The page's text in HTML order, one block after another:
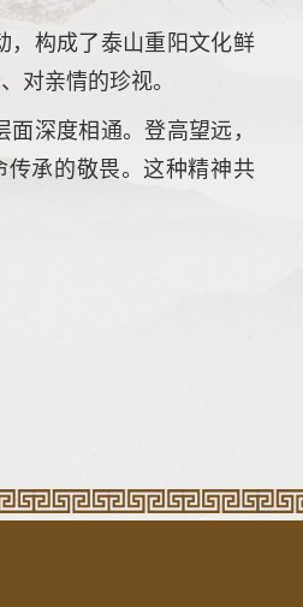
，构成了泰山重阳文化鲜
对亲情的珍视。
深度相通。登高望远，
承的敬畏。这种精神共